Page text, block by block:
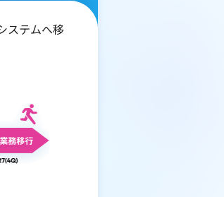
ステムへ移